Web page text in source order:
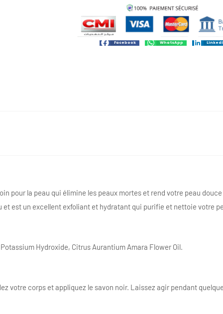
Facebook WhatsApp
pour la peau qui élimine les peaux mortes et rend votre peau
et est un excellent exfoliant et hydratant qui purifie et nettoie votre
Hydroxide, Citrus Aurantium Amara Flower Oil.
votre corps et appliquez le savon noir. Laissez agir pendant